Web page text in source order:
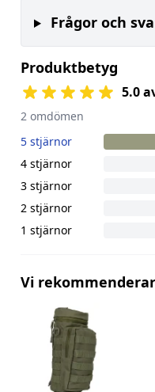
Frågor och
Produktbetyg
5.0
2 omdömen
5 stjärnor
4 stjärnor
3 stjärnor
2 stjärnor
1 stjärnor
Vi rekommenderar